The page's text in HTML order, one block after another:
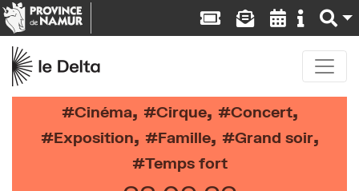
Cinéma, Cirque, Concert,
Exposition, Famille, Grand soir,
Temps fort